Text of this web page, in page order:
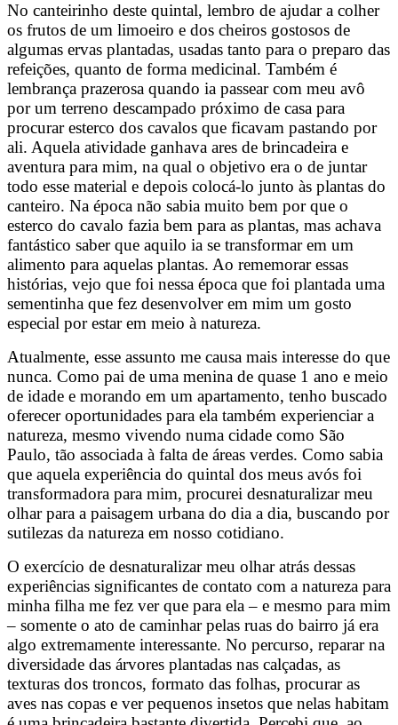
No canteirinho deste quintal, lembro de ajudar a colher
os frutos de um limoeiro e dos cheiros gostosos de
algumas ervas plantadas, usadas tanto para o preparo das
refeições, quanto de forma medicinal. Também é
lembrança prazerosa quando ia passear com meu avô
por um terreno descampado próximo de casa para
procurar esterco dos cavalos que ficavam pastando por
ali. Aquela atividade ganhava ares de brincadeira e
aventura para mim, na qual o objetivo era o de juntar
todo esse material e depois colocá-lo junto às plantas do
canteiro. Na época não sabia muito bem por que o
esterco do cavalo fazia bem para as plantas, mas achava
fantástico saber que aquilo ia se transformar em um
alimento para aquelas plantas. Ao rememorar essas
histórias, vejo que foi nessa época que foi plantada uma
sementinha que fez desenvolver em mim um gosto
especial por estar em meio à natureza.
Atualmente, esse assunto me causa mais interesse do que
nunca. Como pai de uma menina de quase 1 ano e meio
de idade e morando em um apartamento, tenho buscado
oferecer oportunidades para ela também experienciar a
natureza, mesmo vivendo numa cidade como São
Paulo, tão associada à falta de áreas verdes. Como sabia
que aquela experiência do quintal dos meus avós foi
transformadora para mim, procurei desnaturalizar meu
olhar para a paisagem urbana do dia a dia, buscando por
sutilezas da natureza em nosso cotidiano.
O exercício de desnaturalizar meu olhar atrás dessas
experiências significantes de contato com a natureza para
minha filha me fez ver que para ela – e mesmo para mim
– somente o ato de caminhar pelas ruas do bairro já era
algo extremamente interessante. No percurso, reparar na
diversidade das árvores plantadas nas calçadas, as
texturas dos troncos, formato das folhas, procurar as
aves nas copas e ver pequenos insetos que nelas habitam